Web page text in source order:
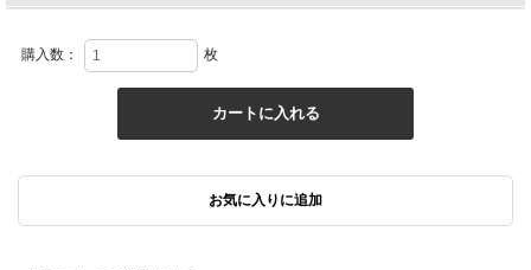
購入数： 枚